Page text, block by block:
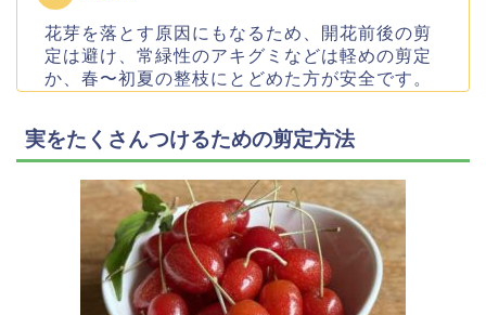
花芽を落とす原因にもなるため、開花前後の剪
定は避け、常緑性のアキグミなどは軽めの剪定
か、春〜初夏の整枝にとどめた方が安全です。
実をたくさんつけるための剪定方法